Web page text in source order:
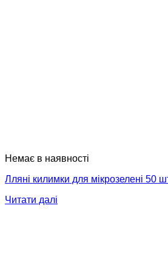
Немає в наявності
Лляні килимки для мікрозелені 50
Читати далі